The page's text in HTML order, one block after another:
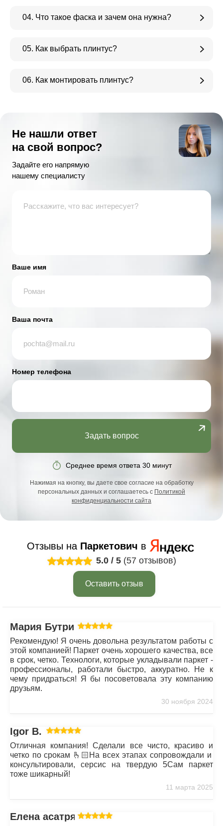
04. Что такое фаска и зачем она нужна?
05. Как выбрать плинтус?
06. Как монтировать плинтус?
Не нашли ответ
на свой вопрос?
Задайте его напрямую
нашему специалисту
Ваше имя
Ваша почта
Номер телефона
Задать вопрос
Среднее время ответа 30 минут
Нажимая на кнопку, вы даете свое согласие на обработку
персональных данных и соглашаетесь с Политикой
конфиденциальности сайта
Отзывы на Паркетович в
5.0 / 5 (57 отзывов)
Оставить отзыв
Мария Бутрим
Рекомендую! Я очень довольна результатом работы с
этой компанией! Паркет очень хорошего качества, все
в срок, четко. Технологи, которые укладывали паркет -
профессионалы, работали быстро, аккуратно. Не к
чему придраться! Я бы посоветовала эту компанию
друзьям.
30 ноября 2024
Igor B.
Отличная компания! Сделали все чисто, красиво и
четко по срокам 🫰🏻На всех этапах сопровождали и
консультировали, серсис на твердую 5Сам паркет
тоже шикарный!
11 марта 2025
Елена асатрян